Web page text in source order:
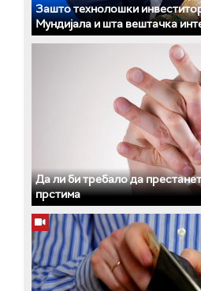
Зашто технолошки
Мундијала и шта вештачка
Да ли би требало да
прстима